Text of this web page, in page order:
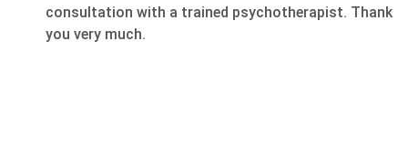
consultation with a trained psychotherapist. Thank
you very much.